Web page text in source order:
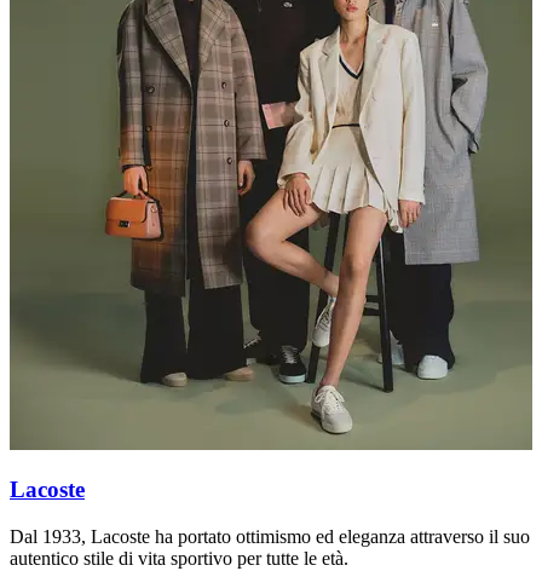
Lacoste
Dal 1933, Lacoste ha portato ottimismo ed eleganza attraverso il suo
autentico stile di vita sportivo per tutte le età.